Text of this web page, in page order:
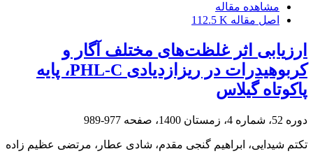
مشاهده مقاله
اصل مقاله 112.5 K
ارزیابی اثر غلظت‌های مختلف آگار و
کربوهیدرات در ریزازدیادی ‏PHL-C، پایه
پاکوتاه گیلاس
دوره 52، شماره 4، زمستان 1400، صفحه 977-989
تکتم شیدایی، ابراهیم گنجی مقدم، شادی عطار، مرتضی عظیم زاده